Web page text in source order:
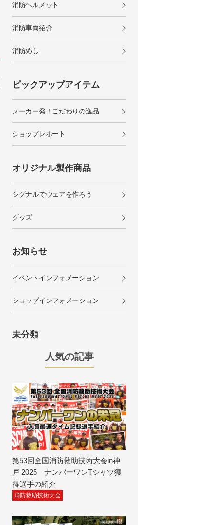
消防ヘルメット
消防車両紹介
消防めし
ピックアップアイテム
メーカー発！こだわりの逸品
ショップレポート
オリジナル製作商品
シグナルでウェアを作ろう
グッズ
お知らせ
イベントインフォメーション
ショップインフォメーション
未分類
人気の記事
第53回全国消防救助技術大会in神
戸 2025 ナンバーワンTシャツ獲
得選手の紹介
消防救助技術大会